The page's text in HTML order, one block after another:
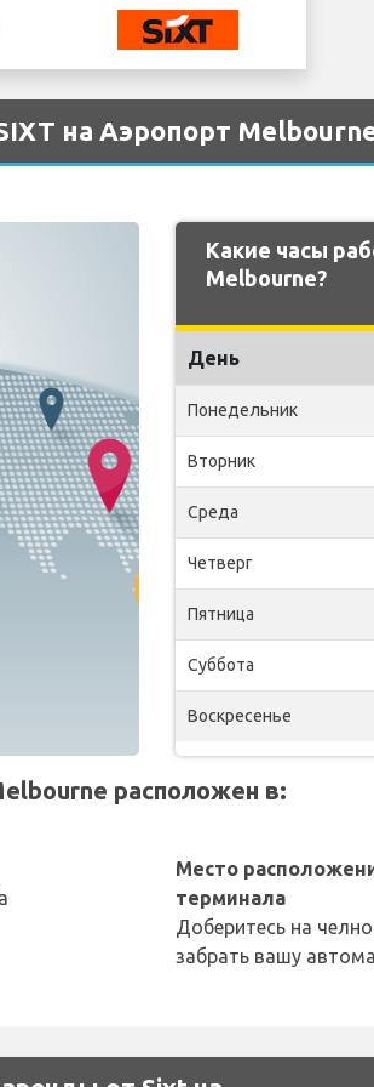
на Аэропорт
Какие часы
Melbourne?
День
Понедельник
Вторник
Среда
Четверг
Пятница
Суббота
Воскресенье
расположен в:
Место
терминала
Доберитесь на
забрать вашу